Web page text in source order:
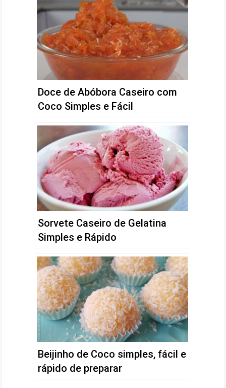
Doce de Abóbora Caseiro com
Coco Simples e Fácil
Sorvete Caseiro de Gelatina
Simples e Rápido
Beijinho de Coco simples, fácil e
rápido de preparar